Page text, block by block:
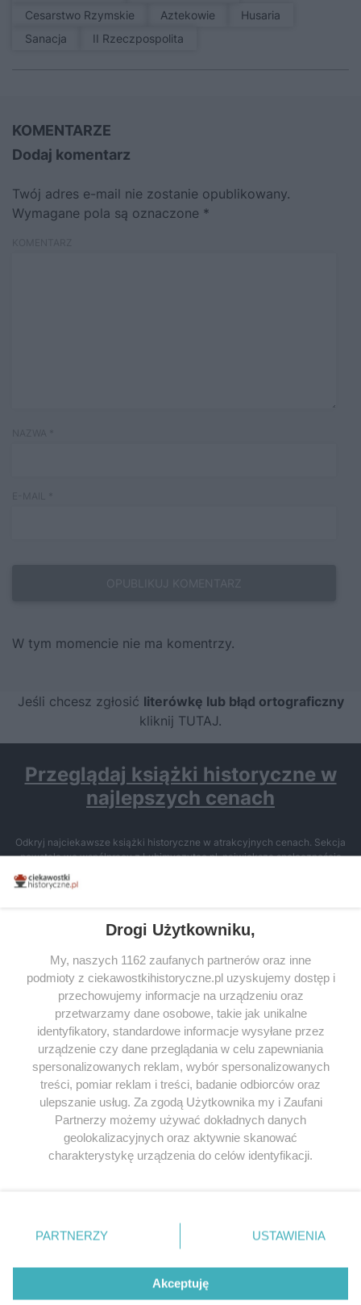
Cesarstwo Rzymskie
Aztekowie
Husaria
sanacja
II Rzeczpospolita
KOMENTARZE
Dodaj komentarz
Twój adres e-mail nie zostanie opublikowany.
Wymagane pola są oznaczone *
W tym momencie nie ma komentrzy.
Jeśli chcesz zgłosić literówkę lub błąd ortograficzny
kliknij TUTAJ.
Przeglądaj książki historyczne w
najlepszych cenach
Odkryj najciekawsze książki historyczne w atrakcyjnych cenach. Sekcja
powstała we współpracy z Lubimyczytac.pl, największą społecznością
miłośników literatury w Polsce – dzięki temu możesz wybierać spośród
tytułów najwyżej ocenianych przez czytelników.
SERWIS
SPOŁECZNOŚĆ
WSPÓŁPRACA
KONTAKT
ODWIEDŹ RÓWNIEŻ:
Drogi Użytkowniku,
My, naszych 1162 zaufanych partnerów oraz inne
podmioty z ciekawostkihistoryczne.pl uzyskujemy dostęp i
przechowujemy informacje na urządzeniu oraz
przetwarzamy dane osobowe, takie jak unikalne
identyfikatory, standardowe informacje wysyłane przez
urządzenie czy dane przeglądania w celu zapewniania
spersonalizowanych reklam, wybór spersonalizowanych
treści, pomiar reklam i treści, badanie odbiorców oraz
ulepszanie usług. Za zgodą Użytkownika my i Zaufani
Partnerzy możemy używać dokładnych danych
geolokalizacyjnych oraz aktywnie skanować
charakterystykę urządzenia do celów identyfikacji.
zmienić/wycofać klikając przycisk ustawień prywatności
znajdujący się w lewym dolnym rogu strony
. Niektóre
użytkownika, ale masz prawo sprzeciwić się takiemu
przetwarzaniu. Preferencje będą miały zastosowania tylko
PARTNERZY USTAWIENIA
Akceptuję